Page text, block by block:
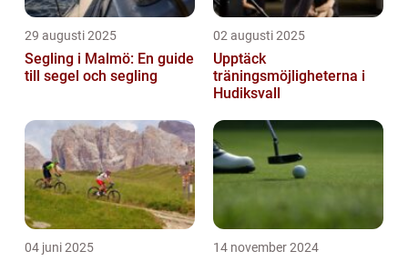
29 augusti 2025
Segling i Malmö: En guide
till segel och segling
02 augusti 2025
Upptäck
träningsmöjligheterna i
Hudiksvall
04 juni 2025 14 november 2024